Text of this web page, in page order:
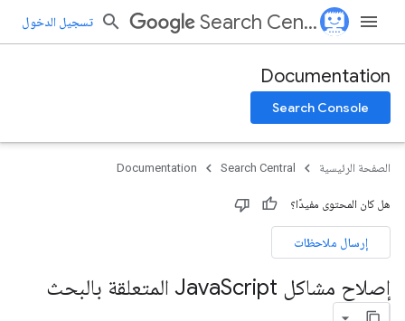
Search Central تسجيل الدخول
Documentation
Search Console
الصفحة الرئيسية Search Central
Documentation
هل كان المحتوى مفيدًا؟
إرسال ملاحظات
إصلاح مشاكل Java Script المتعلقة بالبحث